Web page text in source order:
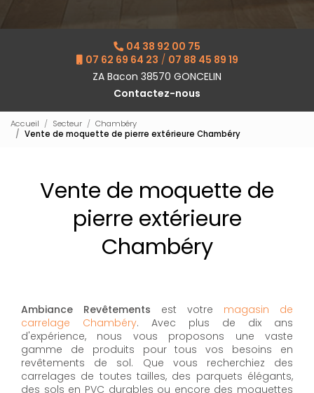
04 38 92 00 75
07 62 69 64 23 / 07 88 45 89 19
ZA Bacon 38570 GONCELIN
Contactez-nous
Accueil Secteur
Chambéry
Vente de moquette de pierre extérieure Chambéry
Vente de moquette de
pierre extérieure
Chambéry
Ambiance Revêtements est votre magasin de
carrelage Chambéry. Avec plus de dix ans
d'expérience, nous vous proposons une vaste
gamme de produits pour tous vos besoins en
revêtements de sol. Que vous recherchiez des
carrelages de toutes tailles, des parquets élégants,
des sols en PVC durables ou encore des moquettes